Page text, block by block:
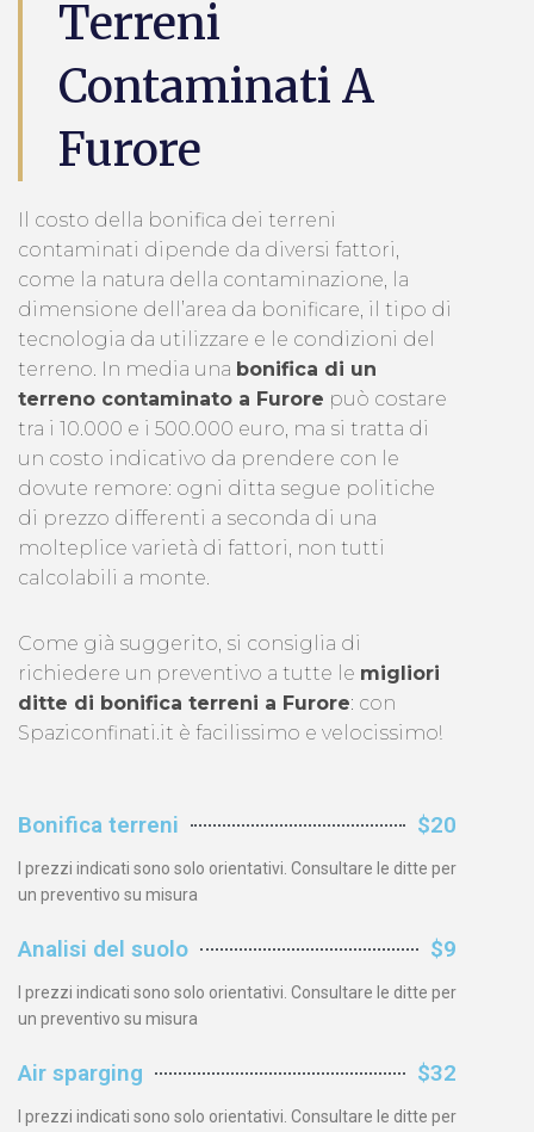
Terreni
Contaminati A
Furore
Il costo della bonifica dei terreni
contaminati dipende da diversi fattori,
come la natura della contaminazione, la
dimensione dell’area da bonificare, il tipo di
tecnologia da utilizzare e le condizioni del
terreno. In media una bonifica di un
terreno contaminato a Furore può costare
tra i 10.000 e i 500.000 euro, ma si tratta di
un costo indicativo da prendere con le
dovute remore: ogni ditta segue politiche
di prezzo differenti a seconda di una
molteplice varietà di fattori, non tutti
calcolabili a monte.
Come già suggerito, si consiglia di
richiedere un preventivo a tutte le migliori
ditte di bonifica terreni a Furore: con
Spaziconfinati.it è facilissimo e velocissimo!
Bonifica terreni $20
I prezzi indicati sono solo orientativi. Consultare le ditte per
un preventivo su misura
Analisi del suolo $9
I prezzi indicati sono solo orientativi. Consultare le ditte per
un preventivo su misura
Air sparging $32
I prezzi indicati sono solo orientativi. Consultare le ditte per